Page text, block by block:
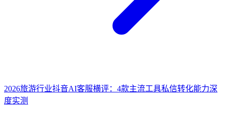
2026旅游行业抖音AI客服横评：4款主流工具私信转化能力深
度实测